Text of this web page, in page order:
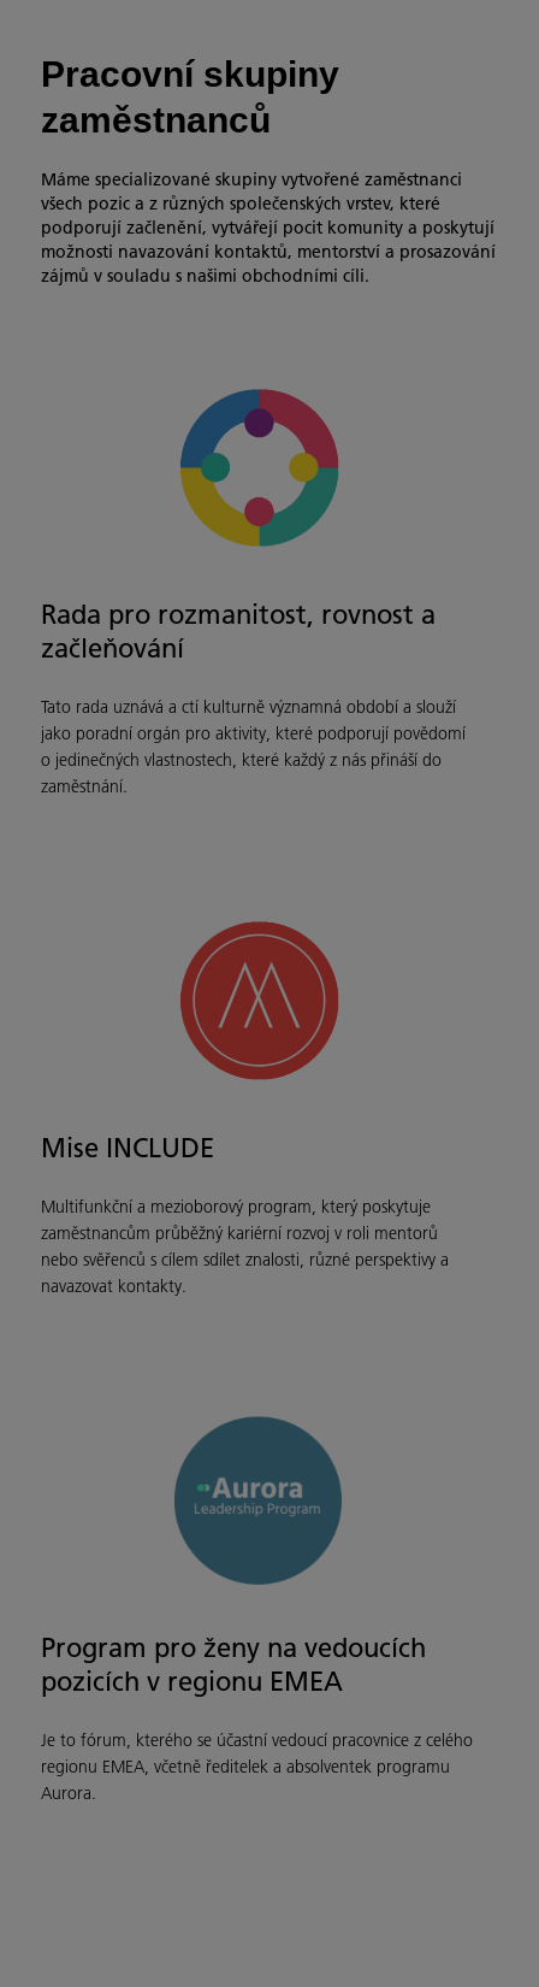
Pracovní skupiny
zaměstnanců
Máme specializované skupiny vytvořené zaměstnanci
všech pozic a z různých společenských vrstev, které
podporují začlenění, vytvářejí pocit komunity a poskytují
možnosti navazování kontaktů, mentorství a prosazování
zájmů v souladu s našimi obchodními cíli.
Rada pro rozmanitost, rovnost a
začleňování
Tato rada uznává a ctí kulturně významná období a slouží
jako poradní orgán pro aktivity, které podporují povědomí
o jedinečných vlastnostech, které každý z nás přináší do
zaměstnání.
Mise INCLUDE
Multifunkční a mezioborový program, který poskytuje
zaměstnancům průběžný kariérní rozvoj v roli mentorů
nebo svěřenců s cílem sdílet znalosti, různé perspektivy a
navazovat kontakty.
Program pro ženy na vedoucích
pozicích v regionu EMEA
Je to fórum, kterého se účastní vedoucí pracovnice z celého
regionu EMEA, včetně ředitelek a absolventek programu
Aurora.